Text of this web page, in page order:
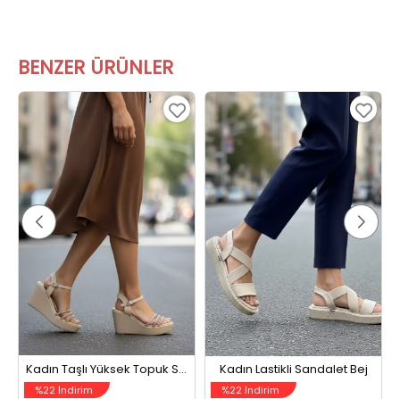
BENZER ÜRÜNLER
Kadın Taşlı Yüksek Topuk Sandalet Bej
%22 İndirim
Kadın Lastikli Sandalet Bej
%22 İndirim